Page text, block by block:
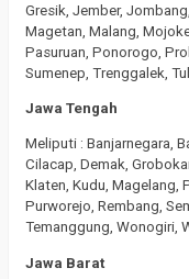
Gresik, Jember,
Magetan, Malang,
Pasuruan, Ponorogo,
Sumenep, Trenggalek,
Jawa Tengah
Meliputi : Banjarnegara,
Cilacap, Demak,
Klaten, Kudu, Magelang,
Purworejo, Rembang,
Temanggung, Wonogiri,
Jawa Barat